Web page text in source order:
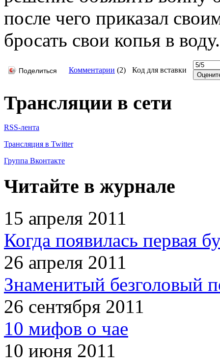
после чего приказал
бросать свои копья в воду.
Поделиться Комментарии (2) Код для вставки
Трансляции в сети
RSS-лента
Трансляция в Twitter
Группа Вконтакте
Читайте в журнале
15 апреля 2011
Когда появилась первая
26 апреля 2011
Знаменитый безголовый
26 сентября 2011
10 мифов о чае
10 июня 2011